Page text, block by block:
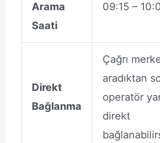
Arama
Saati
09:15 –
Direkt
Bağlanma
Çağrı
aradıktan
operatör
direkt